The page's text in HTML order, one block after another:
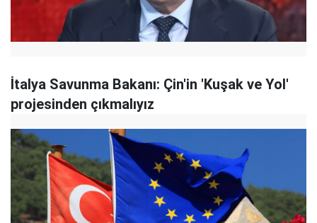
İtalya Savunma Bakanı: Çin'in 'Kuşak ve Yol'
projesinden çıkmalıyız